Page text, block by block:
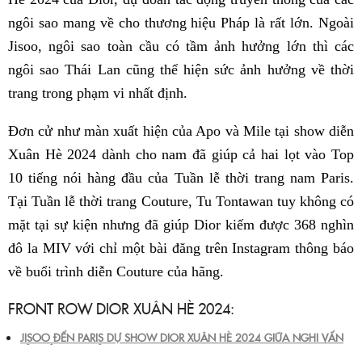
ngôi sao mang về cho thương hiệu Pháp là rất lớn. Ngoài
Jisoo, ngôi sao toàn cầu có tầm ảnh hưởng lớn thì các
ngôi sao Thái Lan cũng thể hiện sức ảnh hưởng về thời
trang trong phạm vi nhất định.
Đơn cử như màn xuất hiện của Apo và Mile tại show diễn
Xuân Hè 2024 dành cho nam đã giúp cả hai lọt vào Top
10 tiếng nói hàng đầu của Tuần lễ thời trang nam Paris.
Tại Tuần lễ thời trang Couture, Tu Tontawan tuy không có
mặt tại sự kiện nhưng đã giúp Dior kiếm được 368 nghìn
đô la MIV với chỉ một bài đăng trên Instagram thông báo
về buổi trình diễn Couture của hãng.
FRONT ROW DIOR XUÂN HÈ 2024:
JISOO ĐẾN PARIS DỰ SHOW DIOR XUÂN HÈ 2024 GIỮA NGHI VẤN